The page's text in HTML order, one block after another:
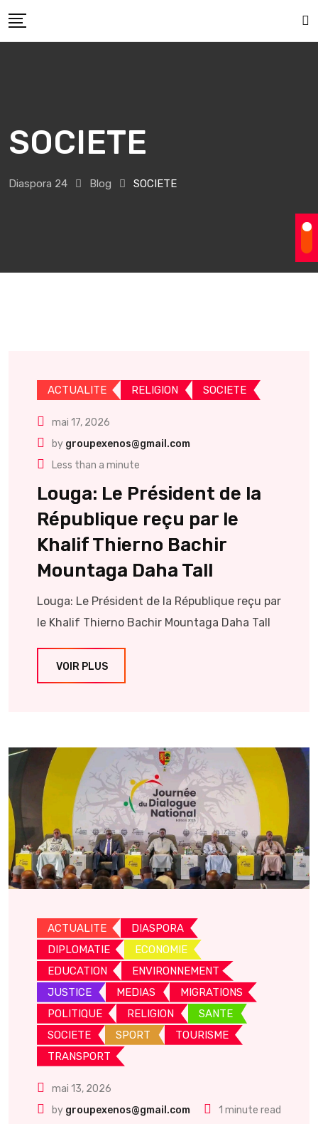
to
SOCIETE
Diaspora 24 Blog SOCIETE
ACTUALITE RELIGION SOCIETE
mai 17, 2026
by groupexenos@gmail.com
Less than a minute
Louga: Le Président de la
République reçu par le
Khalif Thierno Bachir
Mountaga Daha Tall
Louga: Le Président de la République reçu par
le Khalif Thierno Bachir Mountaga Daha Tall
VOIR PLUS
ACTUALITE
DIASPORA
DIPLOMATIE
ECONOMIE
EDUCATION
ENVIRONNEMENT
JUSTICE
MEDIAS
MIGRATIONS
POLITIQUE
RELIGION
SANTE
SOCIETE
SPORT
TOURISME
TRANSPORT
mai 13, 2026
by groupexenos@gmail.com 1 minute read